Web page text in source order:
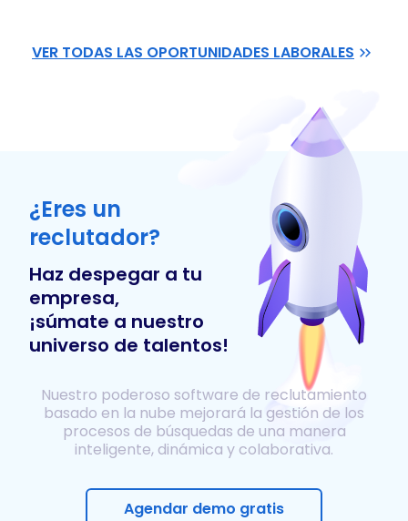
VER TODAS LAS OPORTUNIDADES LABORALES
¿Eres un
reclutador?
Haz despegar a tu
empresa,
¡súmate a nuestro
universo de talentos!
Nuestro poderoso software de reclutamiento
basado en la nube mejorará la gestión de los
procesos de búsquedas de una manera
inteligente, dinámica y colaborativa.
Agendar demo gratis